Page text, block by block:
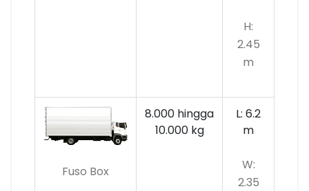
H:
2.45
m
Fuso Box
8.000 hingga
10.000 kg
L: 6.2
m
W:
2.35